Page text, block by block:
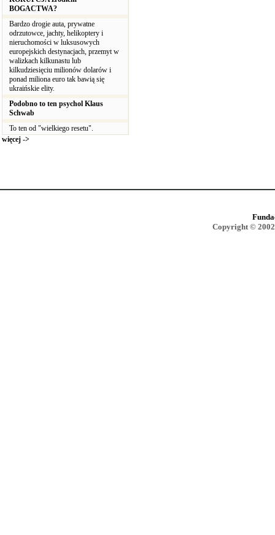
BOGACTWA?
Bardzo drogie auta, prywatne
odrzutowce, jachty, helikoptery i
nieruchomości w luksusowych
europejskich destynacjach, przemyt w
walizkach kilkunastu lub
kilkudziesięciu milionów dolarów i
ponad miliona euro tak bawią się
ukraińskie elity.
Podobno to ten psychol Klaus
Schwab
To ten od "wielkiego resetu".
więcej ->
Copyright ©